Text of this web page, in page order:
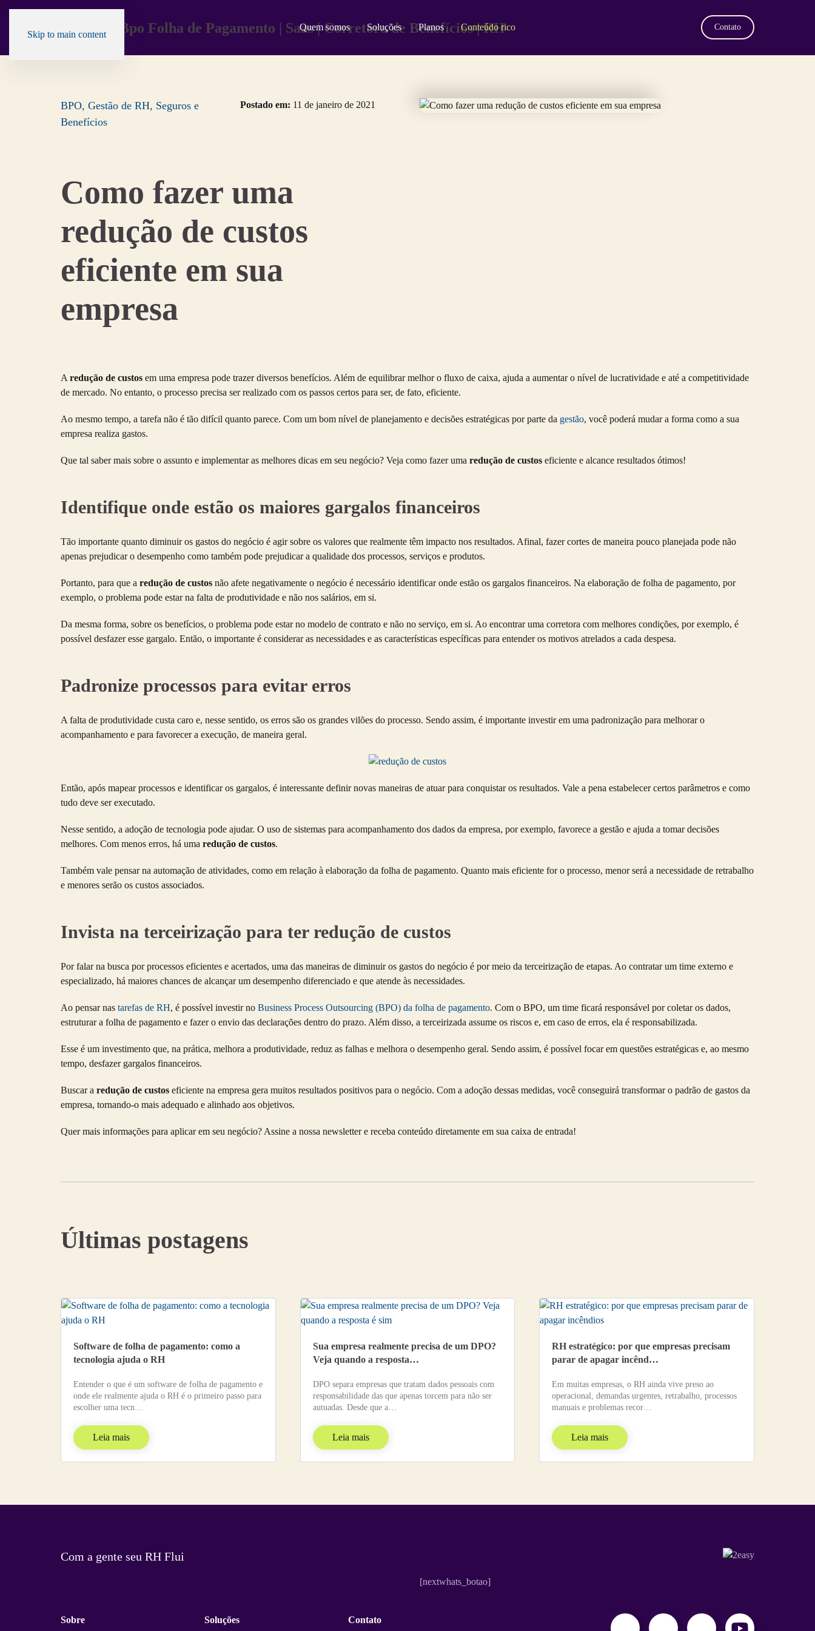
Skip to main content
Quem somos Soluções Planos Conteúdo rico Contato
BPO, Gestão de RH, Seguros e
Benefícios
Postado em: 11 de janeiro de 2021
Como fazer uma
redução de custos
eficiente em sua
empresa
A redução de custos em uma empresa pode trazer diversos benefícios. Além de equilibrar melhor o fluxo de caixa, ajuda a aumentar o nível de lucratividade e até a competitividade
de mercado. No entanto, o processo precisa ser realizado com os passos certos para ser, de fato, eficiente.
Ao mesmo tempo, a tarefa não é tão difícil quanto parece. Com um bom nível de planejamento e decisões estratégicas por parte da gestão, você poderá mudar a forma como a sua
empresa realiza gastos.
Que tal saber mais sobre o assunto e implementar as melhores dicas em seu negócio? Veja como fazer uma redução de custos eficiente e alcance resultados ótimos!
Identifique onde estão os maiores gargalos financeiros
Tão importante quanto diminuir os gastos do negócio é agir sobre os valores que realmente têm impacto nos resultados. Afinal, fazer cortes de maneira pouco planejada pode não
apenas prejudicar o desempenho como também pode prejudicar a qualidade dos processos, serviços e produtos.
Portanto, para que a redução de custos não afete negativamente o negócio é necessário identificar onde estão os gargalos financeiros. Na elaboração de folha de pagamento, por
exemplo, o problema pode estar na falta de produtividade e não nos salários, em si.
Da mesma forma, sobre os benefícios, o problema pode estar no modelo de contrato e não no serviço, em si. Ao encontrar uma corretora com melhores condições, por exemplo, é
possível desfazer esse gargalo. Então, o importante é considerar as necessidades e as características específicas para entender os motivos atrelados a cada despesa.
Padronize processos para evitar erros
A falta de produtividade custa caro e, nesse sentido, os erros são os grandes vilões do processo. Sendo assim, é importante investir em uma padronização para melhorar o
acompanhamento e para favorecer a execução, de maneira geral.
Então, após mapear processos e identificar os gargalos, é interessante definir novas maneiras de atuar para conquistar os resultados. Vale a pena estabelecer certos parâmetros e como
tudo deve ser executado.
Nesse sentido, a adoção de tecnologia pode ajudar. O uso de sistemas para acompanhamento dos dados da empresa, por exemplo, favorece a gestão e ajuda a tomar decisões
melhores. Com menos erros, há uma redução de custos.
Também vale pensar na automação de atividades, como em relação à elaboração da folha de pagamento. Quanto mais eficiente for o processo, menor será a necessidade de retrabalho
e menores serão os custos associados.
Invista na terceirização para ter redução de custos
Por falar na busca por processos eficientes e acertados, uma das maneiras de diminuir os gastos do negócio é por meio da terceirização de etapas. Ao contratar um time externo e
especializado, há maiores chances de alcançar um desempenho diferenciado e que atende às necessidades.
Ao pensar nas tarefas de RH, é possível investir no Business Process Outsourcing (BPO) da folha de pagamento. Com o BPO, um time ficará responsável por coletar os dados,
estruturar a folha de pagamento e fazer o envio das declarações dentro do prazo. Além disso, a terceirizada assume os riscos e, em caso de erros, ela é responsabilizada.
Esse é um investimento que, na prática, melhora a produtividade, reduz as falhas e melhora o desempenho geral. Sendo assim, é possível focar em questões estratégicas e, ao mesmo
tempo, desfazer gargalos financeiros.
Buscar a redução de custos eficiente na empresa gera muitos resultados positivos para o negócio. Com a adoção dessas medidas, você conseguirá transformar o padrão de gastos da
empresa, tornando-o mais adequado e alinhado aos objetivos.
Quer mais informações para aplicar em seu negócio? Assine a nossa newsletter e receba conteúdo diretamente em sua caixa de entrada!
Últimas postagens
Software de folha de pagamento: como a
tecnologia ajuda o RH
Entender o que é um software de folha de pagamento e
onde ele realmente ajuda o RH é o primeiro passo para
escolher uma tecn…
Leia mais
Sua empresa realmente precisa de um DPO?
Veja quando a resposta…
DPO separa empresas que tratam dados pessoais com
responsabilidade das que apenas torcem para não ser
autuadas. Desde que a…
Leia mais
RH estratégico: por que empresas precisam
parar de apagar incênd…
Em muitas empresas, o RH ainda vive preso ao
operacional, demandas urgentes, retrabalho, processos
manuais e problemas recor…
Leia mais
Com a gente seu RH Flui
[nextwhats_botao]
Sobre Soluções Contato